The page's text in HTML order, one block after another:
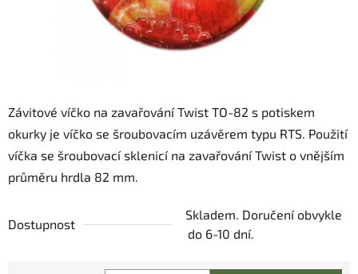
Závitové víčko na zavařování Twist TO-82 s potiskem
okurky je víčko se šroubovacím uzávěrem typu RTS. Použití
víčka se šroubovací sklenicí na zavařování Twist o vnějším
průměru hrdla 82 mm.
Dostupnost
Skladem. Doručení obvykle
do 6-10 dní.